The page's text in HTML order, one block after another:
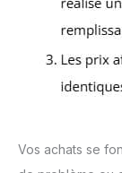
Vos achats se